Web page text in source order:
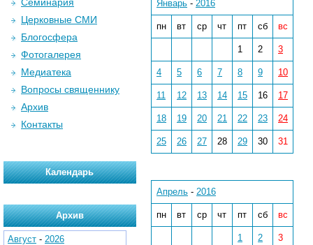
Январь - 2016
пн вт ср чт пт сб вс
1 2 3
4 5 6 7 8 9 10
11 12 13 14 15 16 17
18 19 20 21 22 23 24
25 26 27 28 29 30 31
Апрель - 2016
пн вт ср чт пт сб вс
1 2 3
Церковные СМИ
Блогосфера
Фотогалерея
Медиатека
Вопросы священнику
Архив
Контакты
Календарь
Архив
Август - 2026